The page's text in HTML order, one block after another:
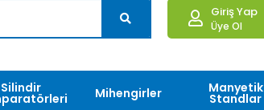
Giriş Yap
Üye Ol
Silindir Mihengirler Manyetik
Standlar